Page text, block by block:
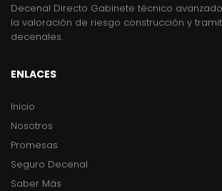
Decenal Directo Gabinete técnico
la valoración de riesgo construcción y
decenales.
ENLACES
Inicio
Nosotros
Promesas
Seguro Decenal
Saber Más